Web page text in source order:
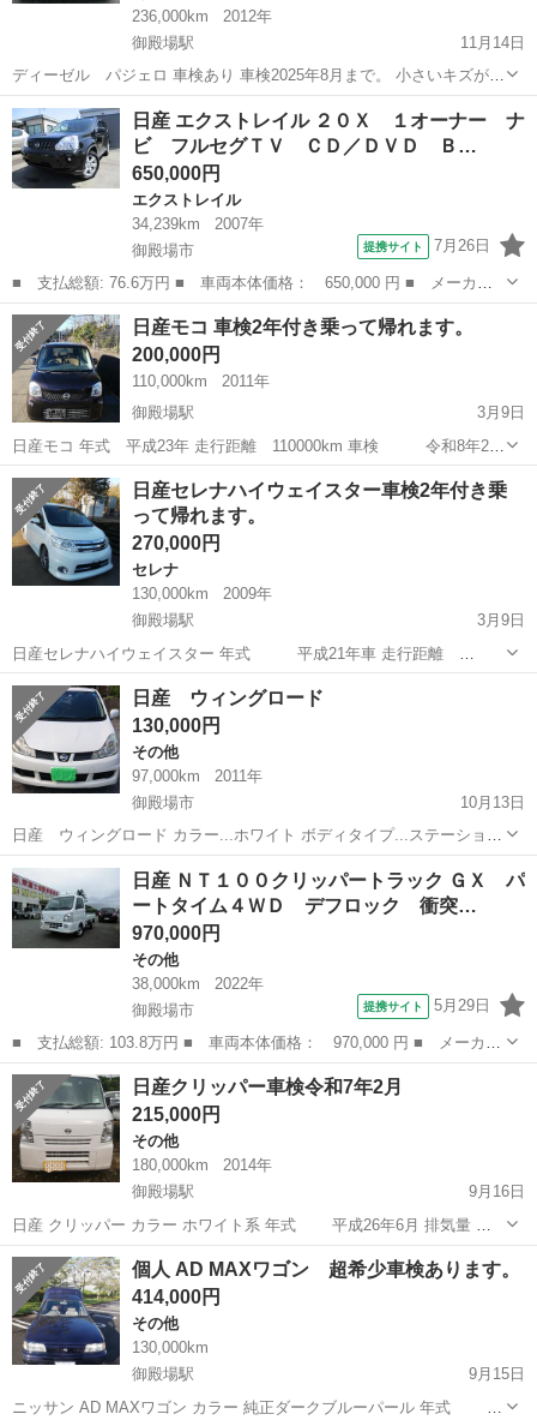
236,000km
2012年
御殿場駅
11月14日
ディーゼル パジェロ 車検あり 車検2025年8月まで。 小さいキズがあ
ります。 スタッドレスタイヤ付けています。 夏タイヤもあるんですが
状態が良くないですので交換が必要と思います。 走行は236000km エ
ンジンの問題な...
静岡 御殿場市 御殿場駅 その他
日産 エクストレイル ２０Ｘ １オーナー ナ
ビ フルセグＴＶ ＣＤ／ＤＶＤ Ｂ…
650,000円
エクストレイル
34,239km
2007年
御殿場市
提携サイト 7月26日
■ 支払総額: 76.6万円 ■ 車両本体価格： 650,000 円 ■ メーカー
名： 日産 ■ 車種名： エクストレイル ■ グレード名： ２０
Ｘ １オーナー ナビ フルセグＴＶ ＣＤ／ＤＶＤ Ｂ＆Ｓカメ
ラ ＥＴＣ前後ド...
静岡 御殿場市 エクストレイル
日産モコ 車検2年付き乗って帰れます。
200,000円
110,000km
2011年
御殿場駅
3月9日
日産モコ 年式 平成23年 走行距離 110000km 車検 令和8年2月
まで 各機関問題御座いません 車検2年付きで全体的に綺麗な車です乗
って帰れます。 現車確認地は静岡県御殿場になります。
静岡 御殿場市 御殿場駅 日産 日産モコ
日産セレナハイウェイスター車検2年付き乗
って帰れます。
270,000円
セレナ
130,000km
2009年
御殿場駅
3月9日
日産セレナハイウェイスター 年式 平成21年車 走行距離
130000 車検 令和8年2月 駆動 FF オートマ 車検公認 柿本
マフラー、ダウンサス、エアロ、LEDテールレンズ、社外アルミホイ
ール17インチ、タ...
静岡 御殿場市 御殿場駅 セレナ
日産 ウィングロード
130,000円
その他
97,000km
2011年
御殿場市
10月13日
日産 ウィングロード カラー...ホワイト ボディタイプ...ステーション
ワゴン 年式...平成23年式 燃料タイプ...レギュラー車 走行距離...9.7万
km 車検令和6年1月、ETC、ナビ付 調子の良い...
静岡 御殿場市 ウィングロード
日産 ＮＴ１００クリッパートラック ＧＸ パ
ートタイム４ＷＤ デフロック 衝突…
970,000円
その他
38,000km
2022年
御殿場市
提携サイト 5月29日
■ 支払総額: 103.8万円 ■ 車両本体価格： 970,000 円 ■ メーカー
名： 日産 ■ 車種名： ＮＴ１００クリッパートラック ■ グレー
ド名： ＧＸ パートタイム４ＷＤ デフロック 衝突被害軽減ブレ
ーキ エア...
静岡 御殿場市 その他
日産クリッパー車検令和7年2月
215,000円
その他
180,000km
2014年
御殿場駅
9月16日
日産 クリッパー カラー ホワイト系 年式 平成26年6月 排気量
6600cc 車種 軽バン 型式 DR64V 車検 令和7年2
月 走行距離 180000km 定員 4名...
静岡 御殿場市 その他 エンジン
個人 AD MAXワゴン 超希少車検あります。
414,000円
その他
130,000km
御殿場駅
9月15日
ニッサン AD MAXワゴン カラー 純正ダークブルーパール 年式 平